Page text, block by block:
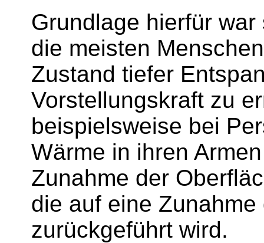
Grundlage hierfür
die meisten
Zustand tiefer
Vorstellungskraft zu
beispielsweise bei
Wärme in ihren
Zunahme der
die auf eine
zurückgeführt wird.